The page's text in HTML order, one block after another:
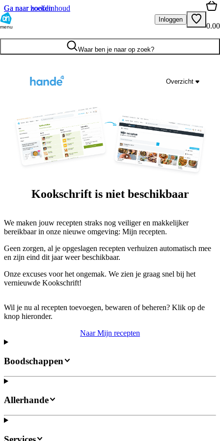
Ga naar hoofdinhoud
Ga naar zoeken
menu
Inloggen
0.00
Waar ben je naar op zoek?
Overzicht
Kookschrift is niet beschikbaar
We maken jouw recepten straks nog veiliger en makkelijker
bereikbaar in onze nieuwe omgeving: Mijn recepten.
Geen zorgen, al je opgeslagen recepten verhuizen automatisch mee
en zijn eind dit jaar weer beschikbaar.
Onze excuses voor het ongemak. We zien je graag snel bij het
vernieuwde Kookschrift!
Wil je nu al recepten toevoegen, bewaren of beheren? Klik op de
knop hieronder.
Naar Mijn recepten
Boodschappen
Allerhande